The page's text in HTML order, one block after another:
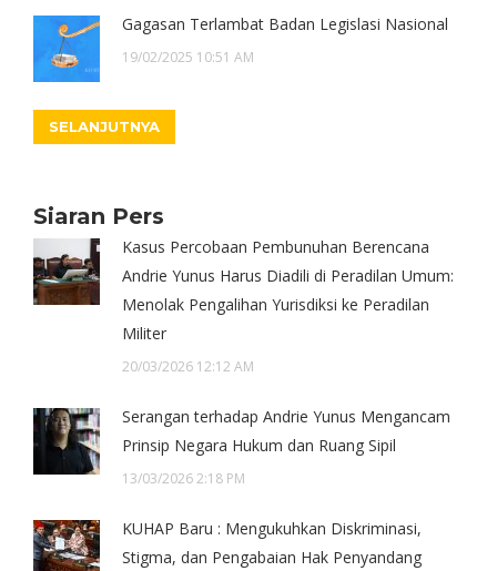
Gagasan Terlambat Badan Legislasi Nasional
19/02/2025 10:51 AM
SELANJUTNYA
Siaran Pers
Kasus Percobaan Pembunuhan Berencana
Andrie Yunus Harus Diadili di Peradilan Umum:
Menolak Pengalihan Yurisdiksi ke Peradilan
Militer
20/03/2026 12:12 AM
Serangan terhadap Andrie Yunus Mengancam
Prinsip Negara Hukum dan Ruang Sipil
13/03/2026 2:18 PM
KUHAP Baru : Mengukuhkan Diskriminasi,
Stigma, dan Pengabaian Hak Penyandang